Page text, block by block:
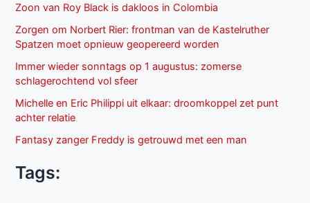
Zoon van Roy Black is dakloos in Colombia
Zorgen om Norbert Rier: frontman van de Kastelruther
Spatzen moet opnieuw geopereerd worden
Immer wieder sonntags op 1 augustus: zomerse
schlagerochtend vol sfeer
Michelle en Eric Philippi uit elkaar: droomkoppel zet punt
achter relatie
Fantasy zanger Freddy is getrouwd met een man
Tags: